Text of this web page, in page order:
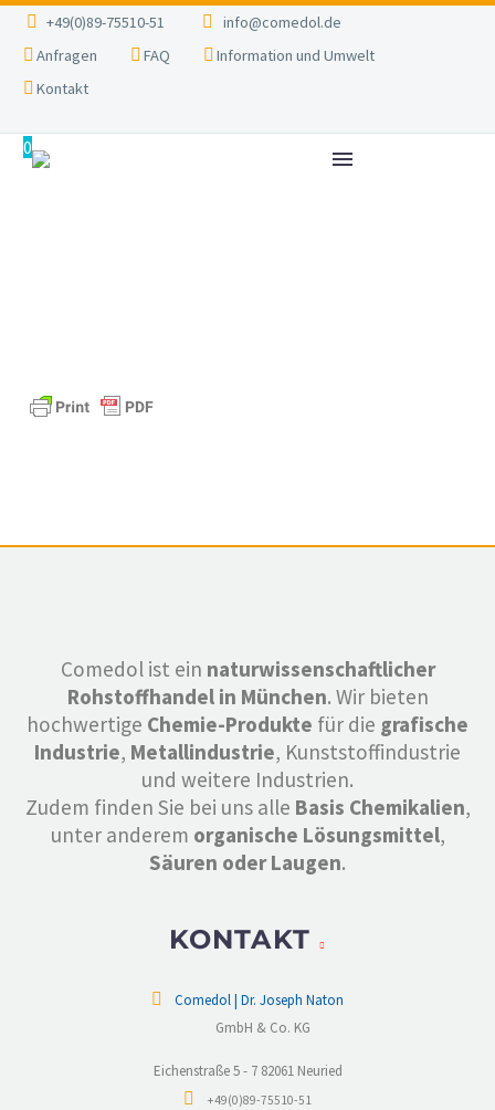
+49(0)89-75510-51
info@comedol.de
Anfragen
FAQ
Information und Umwelt
Kontakt
0
Comedol ist ein naturwissenschaftlicher
Rohstoffhandel in München. Wir bieten
hochwertige Chemie-Produkte für die grafische
Industrie, Metallindustrie, Kunststoffindustrie
und weitere Industrien.
Zudem finden Sie bei uns alle Basis Chemikalien,
unter anderem organische Lösungsmittel,
Säuren oder Laugen.
KONTAKT
Comedol | Dr. Joseph Naton
GmbH & Co. KG
Eichenstraße 5 - 7 82061 Neuried
+49(0)89-75510-51